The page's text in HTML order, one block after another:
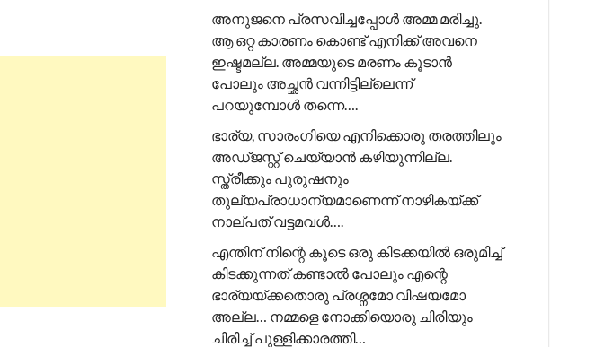
അനുജനെ പ്രസവിച്ചപ്പോൾ അമ്മ മരിച്ചു.
ആ ഒറ്റ കാരണം കൊണ്ട് എനിക്ക് അവനെ
ഇഷ്ടമല്ല. അമ്മയുടെ മരണം കൂടാൻ
പോലും അച്ഛൻ വന്നിട്ടില്ലെന്ന്
പറയുമ്പോൾ തന്നെ….
ഭാര്യ, സാരംഗിയെ എനിക്കൊരു തരത്തിലും
അഡ്ജസ്റ്റ് ചെയ്യാൻ കഴിയുന്നില്ല.
സ്ത്രീക്കും പുരുഷനും
തുല്യപ്രാധാന്യമാണെന്ന് നാഴികയ്ക്ക്
നാല്പത് വട്ടമവൾ….
എന്തിന് നിന്റെ കൂടെ ഒരു കിടക്കയിൽ ഒരുമിച്ച്
കിടക്കുന്നത് കണ്ടാൽ പോലും എന്റെ
ഭാര്യയ്ക്കതൊരു പ്രശ്നമോ വിഷയമോ
അല്ല… നമ്മളെ നോക്കിയൊരു ചിരിയും
ചിരിച്ച് പുള്ളിക്കാരത്തി…